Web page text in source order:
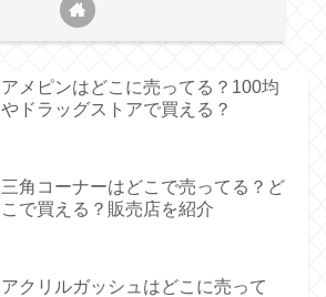
アメピンはどこに売ってる？100均
やドラッグストアで買える？
三角コーナーはどこで売ってる？ど
こで買える？販売店を紹介
アクリルガッシュはどこに売って